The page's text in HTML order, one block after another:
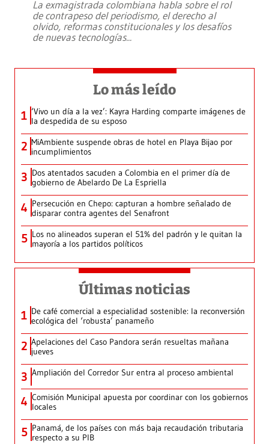
La exmagistrada colombiana habla sobre el rol
de contrapeso del periodismo, el derecho al
olvido, reformas constitucionales y los desafíos
de nuevas tecnologías...
Lo más leído
1 ‘Vivo un día a la vez’: Kayra Harding comparte imágenes de
la despedida de su esposo
2 MiAmbiente suspende obras de hotel en Playa Bijao por
incumplimientos
3 Dos atentados sacuden a Colombia en el primer día de
gobierno de Abelardo De La Espriella
4 Persecución en Chepo: capturan a hombre señalado de
disparar contra agentes del Senafront
5 Los no alineados superan el 51% del padrón y le quitan la
mayoría a los partidos políticos
Últimas noticias
1 De café comercial a especialidad sostenible: la reconversión
ecológica del ‘robusta’ panameño
2 Apelaciones del Caso Pandora serán resueltas mañana
jueves
3 Ampliación del Corredor Sur entra al proceso ambiental
4 Comisión Municipal apuesta por coordinar con los gobiernos
locales
5 Panamá, de los países con más baja recaudación tributaria
respecto a su PIB